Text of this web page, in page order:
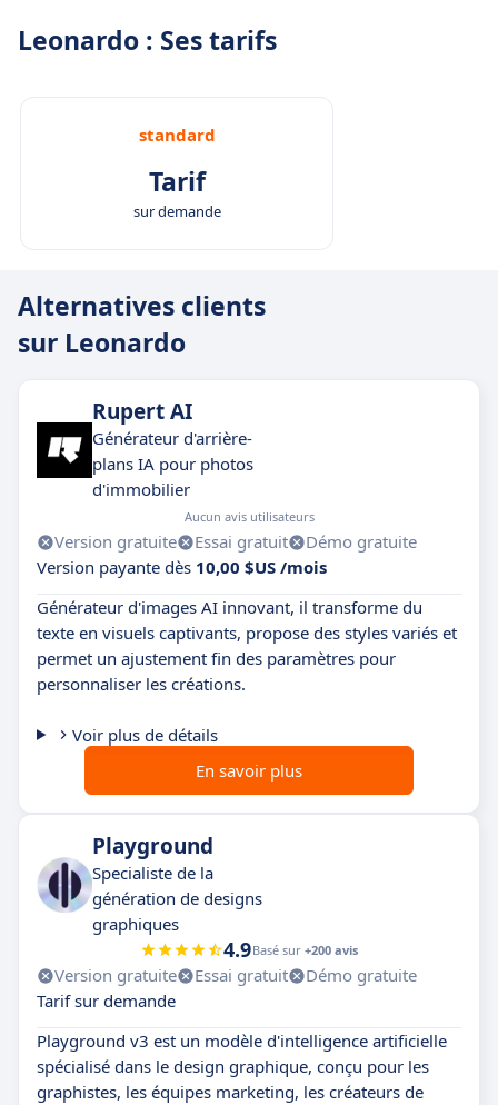
Leonardo : Ses tarifs
standard
Tarif
sur demande
Alternatives clients
sur Leonardo
Rupert AI
Générateur d'arrière-
plans IA pour photos
d'immobilier
Aucun avis utilisateurs
Version gratuite Essai gratuit
Démo gratuite
Version payante dès 10,00 $US /mois
Générateur d'images AI innovant, il transforme du
texte en visuels captivants, propose des styles variés et
permet un ajustement fin des paramètres pour
personnaliser les créations.
Voir plus de détails
En savoir plus
Playground
Specialiste de la
génération de designs
graphiques
4.9Basé sur +200 avis
Version gratuite Essai gratuit
Démo gratuite
Tarif sur demande
Playground v3 est un modèle d'intelligence artificielle
spécialisé dans le design graphique, conçu pour les
graphistes, les équipes marketing, les créateurs de